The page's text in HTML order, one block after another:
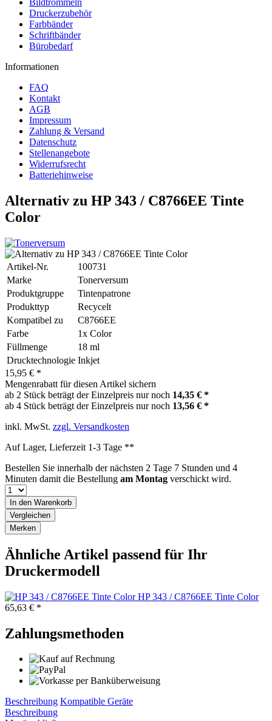
Bildtrommeln
Druckerzubehör
Farbbänder
Schriftbänder
Bürobedarf
Informationen
FAQ
Kontakt
AGB
Impressum
Zahlung & Versand
Datenschutz
Stellenangebote
Widerrufsrecht
Batteriehinweise
Alternativ zu HP 343 / C8766EE Tinte
Color
Artikel-Nr.
100731
Marke
Tonerversum
Produktgruppe
Tintenpatrone
Produkttyp
Recycelt
Kompatibel zu
C8766EE
Farbe
1x Color
Füllmenge
18 ml
Drucktechnologie Inkjet
15,95 € *
Mengenrabatt für diesen Artikel sichern
ab 2 Stück beträgt der Einzelpreis nur noch 14,35 € *
ab 4 Stück beträgt der Einzelpreis nur noch 13,56 € *
inkl. MwSt. zzgl. Versandkosten
Auf Lager, Lieferzeit 1-3 Tage **
Bestellen Sie innerhalb der nächsten 2 Tage 7 Stunden und 4
Minuten damit die Bestellung am Montag verschickt wird.
In den Warenkorb
Vergleichen
Merken
Ähnliche Artikel passend für Ihr
Druckermodell
HP 343 / C8766EE Tinte Color
65,63 € *
Zahlungsmethoden
Beschreibung Kompatible Geräte
Beschreibung